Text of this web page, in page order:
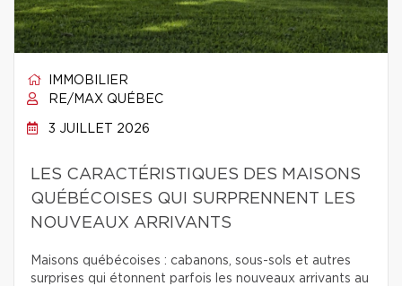
IMMOBILIER
RE/MAX QUÉBEC
3 JUILLET 2026
LES CARACTÉRISTIQUES DES MAISONS
QUÉBÉCOISES QUI SURPRENNENT LES
NOUVEAUX ARRIVANTS
Maisons québécoises : cabanons, sous-sols et autres
surprises qui étonnent parfois les nouveaux arrivants au